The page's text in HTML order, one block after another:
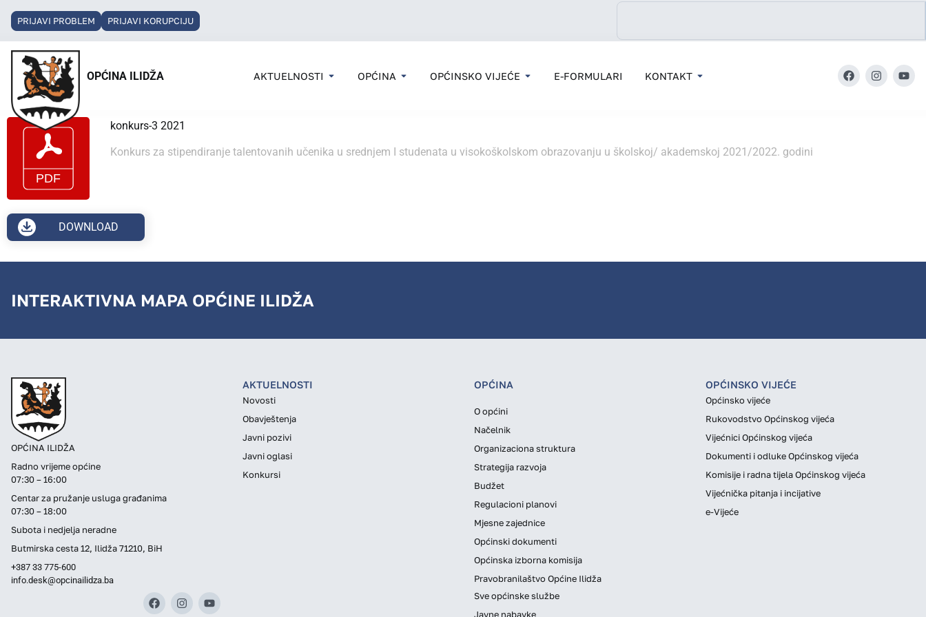
PRIJAVI PROBLEM PRIJAVI KORUPCIJU
OPĆINA ILIDŽA AKTUELNOSTI OPĆINA OPĆINSKO VIJEĆE E-FORMULARI KONTAKT
konkurs-3 2021
Konkurs za stipendiranje talentovanih učenika u srednjem I studenata u visokoškolskom obrazovanju u školskoj/ akademskoj 2021/2022. godini
DOWNLOAD
INTERAKTIVNA MAPA OPĆINE ILIDŽA
OPĆINA ILIDŽA
Radno vrijeme općine
07:30 – 16:00
Centar za pružanje usluga građanima
07:30 – 18:00
Subota i nedjelja neradne
Butmirska cesta 12, Ilidža 71210, BiH
+387 33 775-600
info.desk@opcinailidza.ba
AKTUELNOSTI
Novosti
Obavještenja
Javni pozivi
Javni oglasi
Konkursi
OPĆINA
O općini
Načelnik
Organizaciona struktura
Strategija razvoja
Budžet
Regulacioni planovi
Mjesne zajednice
Općinski dokumenti
Općinska izborna komisija
Pravobranilaštvo Općine Ilidža
Sve općinske službe
Javne nabavke
OPĆINSKO VIJEĆE
Općinsko vijeće
Rukovodstvo Općinskog vijeća
Vijećnici Općinskog vijeća
Dokumenti i odluke Općinskog vijeća
Komisije i radna tijela Općinskog vijeća
Vijećnička pitanja i incijative
e-Vijeće